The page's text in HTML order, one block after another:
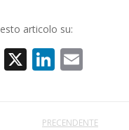
articolo su:
WhatsApp
X
PRECENDENTE